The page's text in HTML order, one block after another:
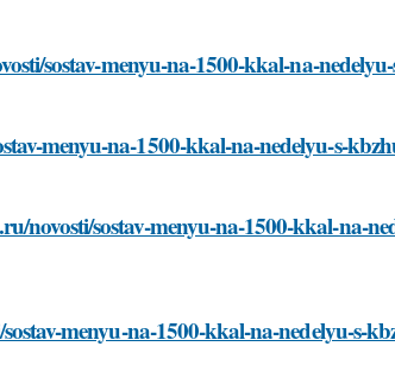
sostav-menyu-na-1500-kkal-na-
menyu-na-1500-kkal-na-nedelyu-s-
sostav-menyu-na-1500-kkal-na-
menyu-na-1500-kkal-na-nedelyu-s-